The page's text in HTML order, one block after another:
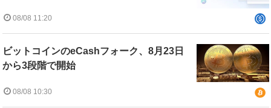
08/08 11:20
ビットコインのeCashフォーク、8月23日
から3段階で開始
08/08 10:30